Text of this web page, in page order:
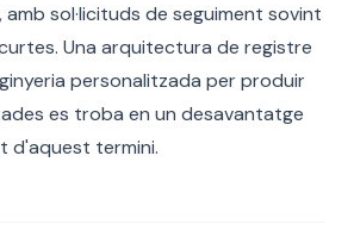
sol·licituds de seguiment sovint
Una arquitectura de registre
personalitzada per produir
es troba en un desavantatge
d'aquest termini.